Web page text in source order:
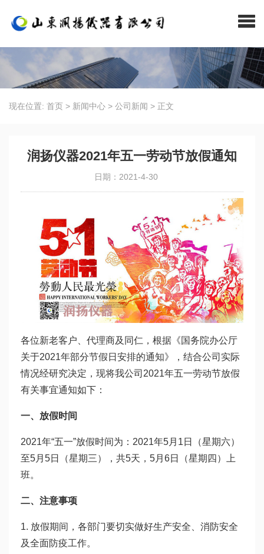
现在位置: 首页 > 新闻中心 > 公司新闻 > 正文
润扬仪器2021年五一劳动节放假通知
日期：2021-4-30
各位新老客户、代理商及同仁，根据《国务院办公厅
关于2021年部分节假日安排的通知》，结合公司实际
情况经研究决定，现将我公司2021年五一劳动节放假
有关事宜通知如下：
一、放假时间
2021年“五一”放假时间为：2021年5月1日（星期六）
至5月5日（星期三），共5天，5月6日（星期四）上
班。
二、注意事项
1. 放假期间，各部门要切实做好生产安全、消防安全
及全面防疫工作。